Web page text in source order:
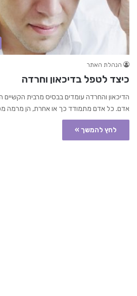
הנהלת האתר
כיצד לטפל בדיכאון וחרדה
הדיכאון והחרדה עומדים בבסיס מרבית
אדם. כל אדם מתמודד כך או אחרת, הן מרמה
לחץ להמשך »